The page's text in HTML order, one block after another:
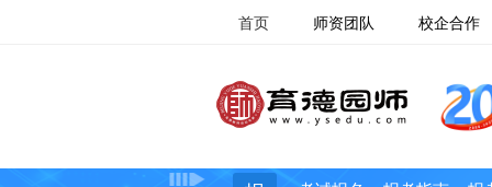
首页 师资团队 校企合作